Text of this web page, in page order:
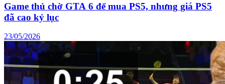
Game thủ chờ GTA 6 để mua PS5, nhưng giá PS5
đã cao kỷ lục
23/05/2026